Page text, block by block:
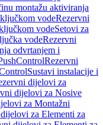
montažu aktiviranja
vodeRezervni
vodeSetovi za
vodeRezervni
odvrtanjem i
Rezervni
Sustavi instalacije i
dijelovi za
dijelovi za Nosive
za Montažni
za Elementi za